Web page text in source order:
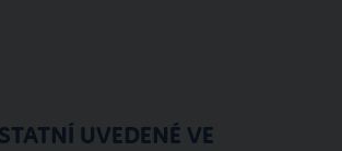
UVEDENÉ VE